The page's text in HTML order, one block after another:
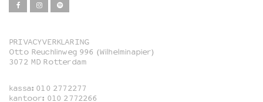
Film
Familie
PRIVACYVERKLARING
Otto Reuchlinweg 996 (Wilhelminapier)
3072 MD Rotterdam
kassa: 010 2772277
kantoor: 010 2772266